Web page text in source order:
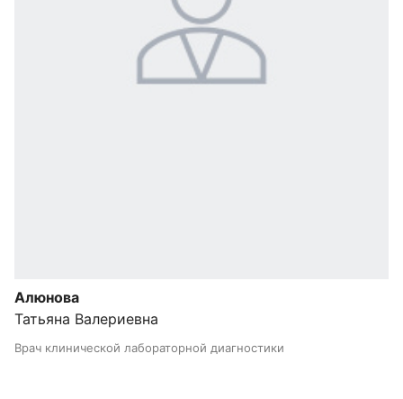
Алюнова
Татьяна Валериевна
Врач клинической лабораторной диагностики